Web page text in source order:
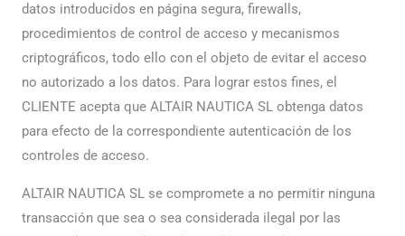
datos introducidos en página segura, firewalls,
procedimientos de control de acceso y mecanismos
criptográficos, todo ello con el objeto de evitar el acceso
no autorizado a los datos. Para lograr estos fines, el
CLIENTE acepta que ALTAIR NAUTICA SL obtenga datos
para efecto de la correspondiente autenticación de los
controles de acceso.
ALTAIR NAUTICA SL se compromete a no permitir ninguna
transacción que sea o sea considerada ilegal por las